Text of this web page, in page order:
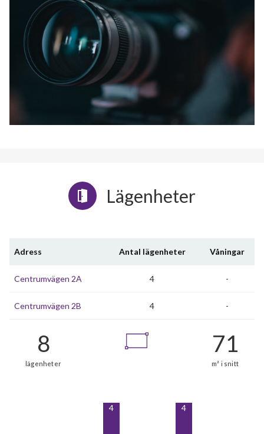
Lägenheter
Adress Antal lägenheter Våningar
Centrumvägen 2A 4 -
Centrumvägen 2B 4 -
4 4